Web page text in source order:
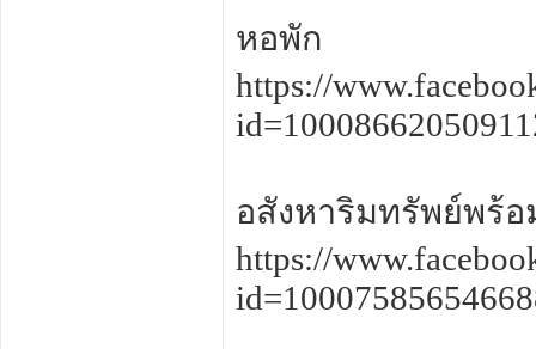
หอพัก
https://
อสังหาริมทรัพย์พร้อ
https://